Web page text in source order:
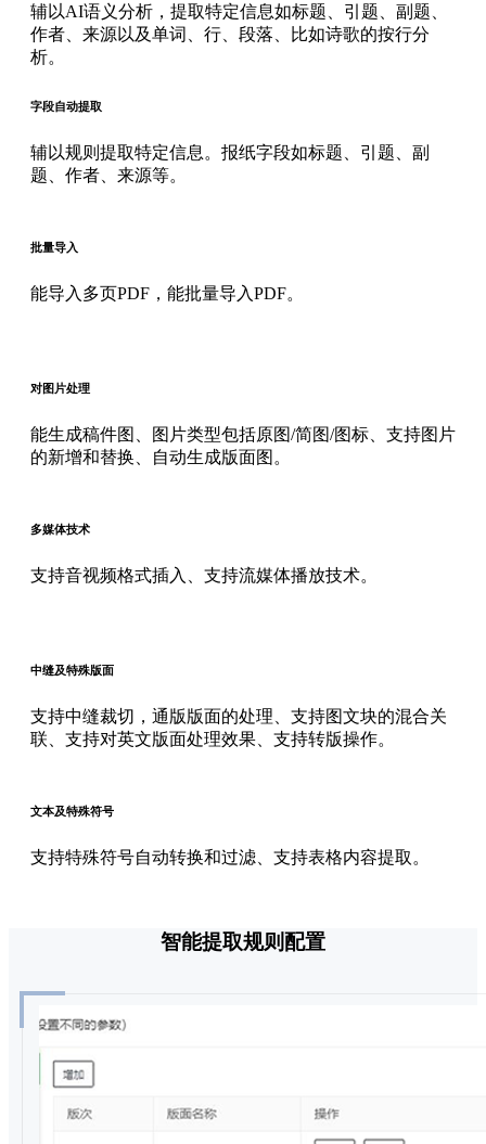
辅以AI语义分析，提取特定信息如标题、引题、副题、
作者、来源以及单词、行、段落、比如诗歌的按行分
析。
字段自动提取
辅以规则提取特定信息。报纸字段如标题、引题、副
题、作者、来源等。
批量导入
能导入多页PDF，能批量导入PDF。
对图片处理
能生成稿件图、图片类型包括原图/简图/图标、支持图片
的新增和替换、自动生成版面图。
多媒体技术
支持音视频格式插入、支持流媒体播放技术。
中缝及特殊版面
支持中缝裁切，通版版面的处理、支持图文块的混合关
联、支持对英文版面处理效果、支持转版操作。
文本及特殊符号
支持特殊符号自动转换和过滤、支持表格内容提取。
智能提取规则配置